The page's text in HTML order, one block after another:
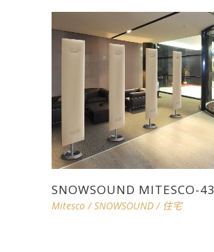
SNOWSOUND MITESCO-43
Mitesco/SNOWSOUND/ 住宅